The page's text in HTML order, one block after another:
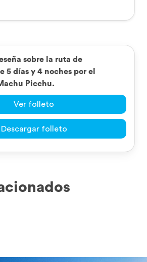
sobre la ruta de
5 días y 4 noches por el
Picchu.
Ver folleto
Descargar folleto